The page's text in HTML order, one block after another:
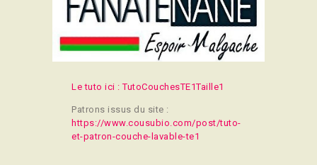
CONTACT
Le tuto ici : TutoCouchesTE1Taille1
Patrons issus du site :
https://www.cousubio.com/post/tuto-
et-patron-couche-lavable-te1